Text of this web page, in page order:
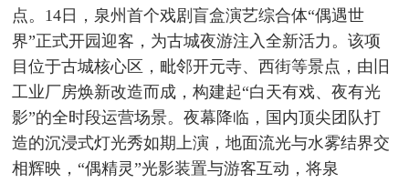
点。14日，泉州首个戏剧盲盒演艺综合体“偶遇世
界”正式开园迎客，为古城夜游注入全新活力。该项
目位于古城核心区，毗邻开元寺、西街等景点，由旧
工业厂房焕新改造而成，构建起“白天有戏、夜有光
影”的全时段运营场景。夜幕降临，国内顶尖团队打
造的沉浸式灯光秀如期上演，地面流光与水雾结界交
相辉映，“偶精灵”光影装置与游客互动，将泉